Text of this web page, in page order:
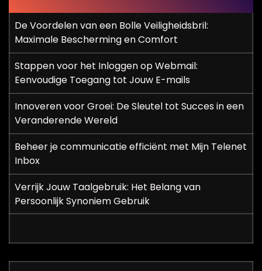
De Voordelen van een Bolle Veiligheidsbril:
Maximale Bescherming en Comfort
Stappen voor het Inloggen op Webmail:
Eenvoudige Toegang tot Jouw E-mails
Innoveren voor Groei: De Sleutel tot Succes in een
Veranderende Wereld
Beheer je communicatie efficiënt met Mijn Telenet
Inbox
Verrijk Jouw Taalgebruik: Het Belang van
Persoonlijk Synoniem Gebruik